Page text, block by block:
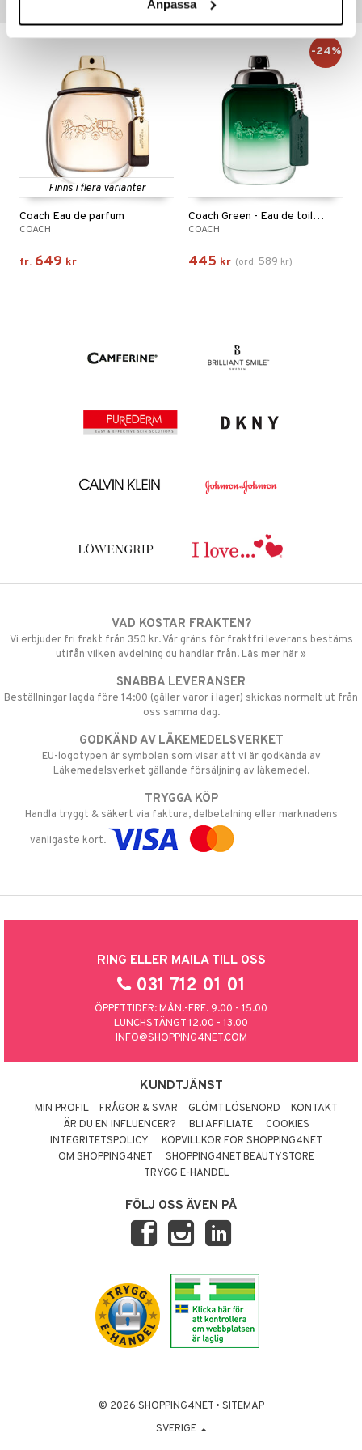
Anpassa
Tips till dig
Finns i flera varianter
Coach Eau de parfum
COACH
fr. 649 kr
Coach Green - Eau de toilette
COACH
445 kr (ord. 589 kr)
-24%
VAD KOSTAR FRAKTEN?
Vi erbjuder fri frakt från 350 kr. Vår gräns för fraktfri leverans bestäms
utifån vilken avdelning du handlar från. Läs mer här »
SNABBA LEVERANSER
Beställningar lagda före 14:00 (gäller varor i lager) skickas normalt ut från
oss samma dag.
GODKÄND AV LÄKEMEDELSVERKET
EU-logotypen är symbolen som visar att vi är godkända av
Läkemedelsverket gällande försäljning av läkemedel.
TRYGGA KÖP
Handla tryggt & säkert via faktura, delbetalning eller marknadens
vanligaste kort.
RING ELLER MAILA TILL OSS
031 712 01 01
ÖPPETTIDER: MÅN.-FRE. 9.00 - 15.00
LUNCHSTÄNGT 12.00 - 13.00
INFO@SHOPPING4NET.COM
KUNDTJÄNST
MIN PROFIL FRÅGOR & SVAR GLÖMT LÖSENORD
KONTAKT
ÄR DU EN INFLUENCER?
BLI AFFILIATE
COOKIES
INTEGRITETSPOLICY
KÖPVILLKOR FÖR SHOPPING4NET
OM SHOPPING4NET
SHOPPING4NET BEAUTYSTORE
TRYGG E-HANDEL
FÖLJ OSS ÄVEN PÅ
© 2026 SHOPPING4NET • SITEMAP
SVERIGE